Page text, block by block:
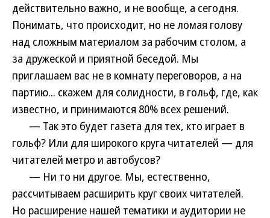
действительно важно, и не вообще, а сегодня.
Понимать, что происходит, но не ломая голову
над сложным материалом за рабочим столом, а
за дружеской и приятной беседой. Мы
приглашаем вас не в комнату переговоров, а на
партию... скажем для солидности, в гольф, где, как
известно, и принимаются 80% всех решений.
— Так это будет газета для тех, кто играет в
гольф? Или для широкого круга читателей — для
читателей метро и автобусов?
— Ни то ни другое. Мы, естественно,
рассчитываем расширить круг своих читателей.
Но расширение нашей тематики и аудитории не